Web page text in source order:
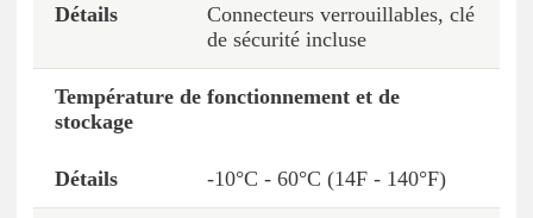
Connecteurs verrouillables, clé
de sécurité incluse
Température de fonctionnement et de
stockage
-10°C - 60°C (14F - 140°F)